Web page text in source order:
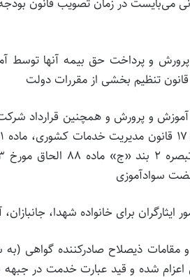
و پرورش و همچنین قرارداد
ایثارگران برای خانواده شهدا،